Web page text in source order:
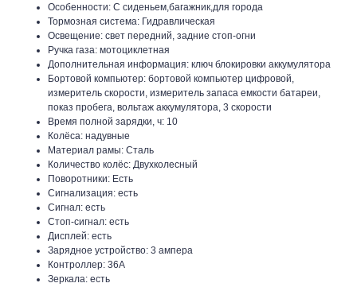
Особенности: С сиденьем,багажник,для города
Тормозная система: Гидравлическая
Освещение: свет передний, задние стоп-огни
Ручка газа: мотоциклетная
Дополнительная информация: ключ блокировки аккумулятора
Бортовой компьютер: бортовой компьютер цифровой,
измеритель скорости, измеритель запаса емкости батареи,
показ пробега, вольтаж аккумулятора, 3 скорости
Время полной зарядки, ч: 10
Колёса: надувные
Материал рамы: Сталь
Количество колёс: Двухколесный
Поворотники: Есть
Сигнализация: есть
Сигнал: есть
Стоп-сигнал: есть
Дисплей: есть
Зарядное устройство: 3 ампера
Контроллер: 36A
Зеркала: есть